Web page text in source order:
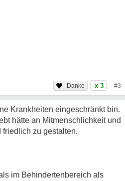
x 3 #3
Krankheiten eingeschränkt bin.
hätte an Mitmenschlichkeit und
zu gestalten.
im Behindertenbereich als